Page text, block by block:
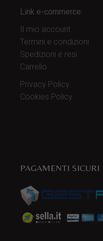
Link e-commerce:
Il mio account
Termini e condizioni
Spedizioni e resi
Carrello
Privacy Policy
Cookies Policy
PAGAMENTI SICURI